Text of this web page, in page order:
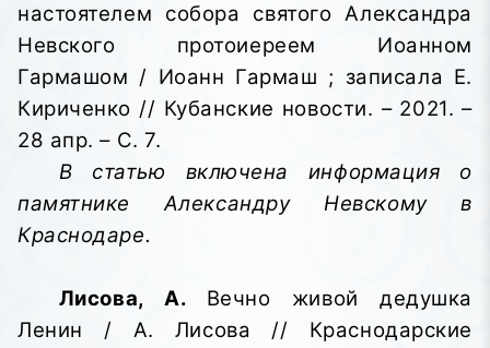
настоятелем собора святого Александра
Невского протоиереем Иоанном
Гармашом / Иоанн Гармаш ; записала Е.
Кириченко // Кубанские новости. – 2021. –
28 апр. – С. 7.
В статью включена информация о
памятнике Александру Невскому в
Краснодаре.
Лисова, А. Вечно живой дедушка
Ленин / А. Лисова // Краснодарские